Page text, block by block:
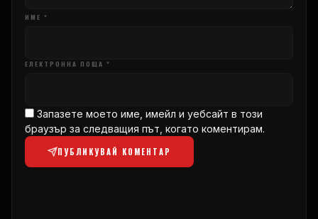
ИМЕ *
ЕЛЕКТРОННА ПОЩА *
Запазете моето име, имейл и уебсайт в този
браузър за следващия път, когато коментирам.
ПУБЛИКУВАЙ КОМЕНТАР